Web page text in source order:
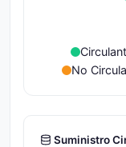
No
Suministro